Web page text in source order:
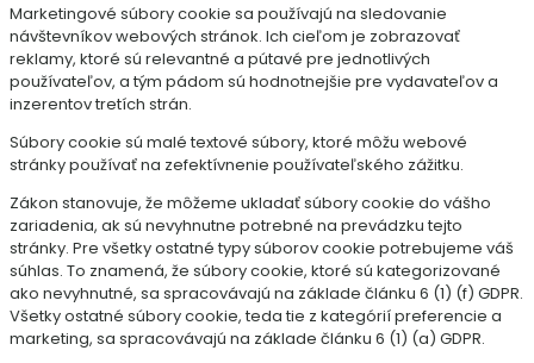
Marketingové súbory cookie sa používajú na sledovanie
návštevníkov webových stránok. Ich cieľom je zobrazovať
reklamy, ktoré sú relevantné a pútavé pre jednotlivých
používateľov, a tým pádom sú hodnotnejšie pre vydavateľov a
inzerentov tretích strán.
Súbory cookie sú malé textové súbory, ktoré môžu webové
stránky používať na zefektívnenie používateľského zážitku.
Zákon stanovuje, že môžeme ukladať súbory cookie do vášho
zariadenia, ak sú nevyhnutne potrebné na prevádzku tejto
stránky. Pre všetky ostatné typy súborov cookie potrebujeme váš
súhlas. To znamená, že súbory cookie, ktoré sú kategorizované
ako nevyhnutné, sa spracovávajú na základe článku 6 (1) (f) GDPR.
Všetky ostatné súbory cookie, teda tie z kategórií preferencie a
marketing, sa spracovávajú na základe článku 6 (1) (a) GDPR.